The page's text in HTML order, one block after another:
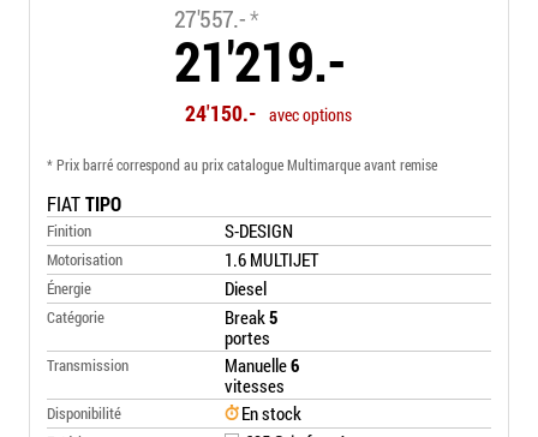
27'557.-*
21'219.-
24'150.- avec options
* Prix barré correspond au prix catalogue Multimarque avant remise
FIATTIPO
Finition S-DESIGN
Motorisation 1.6 MULTIJET
Énergie Diesel
Catégorie Break5
portes
Transmission Manuelle6
vitesses
Disponibilité En stock